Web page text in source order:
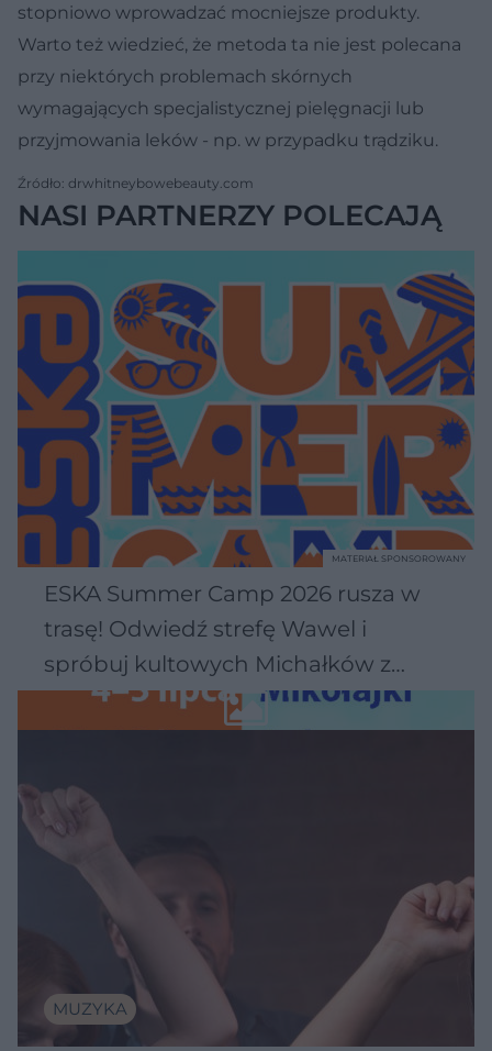
stopniowo wprowadzać mocniejsze produkty.
Warto też wiedzieć, że metoda ta nie jest polecana
przy niektórych problemach skórnych
wymagających specjalistycznej pielęgnacji lub
przyjmowania leków - np. w przypadku trądziku.
Źródło: drwhitneybowebeauty.com
NASI PARTNERZY POLECAJĄ
ESKA Summer Camp 2026 rusza w
trasę! Odwiedź strefę Wawel i
spróbuj kultowych Michałków z
Wawelu
MATERIAŁ SPONSOROWANY
MUZYKA